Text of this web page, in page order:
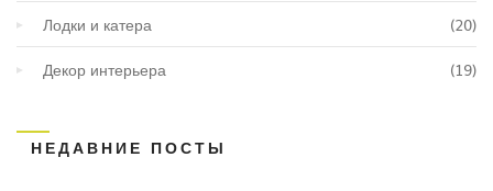
Лодки и катера (20)
Декор интерьера (19)
НЕДАВНИЕ ПОСТЫ